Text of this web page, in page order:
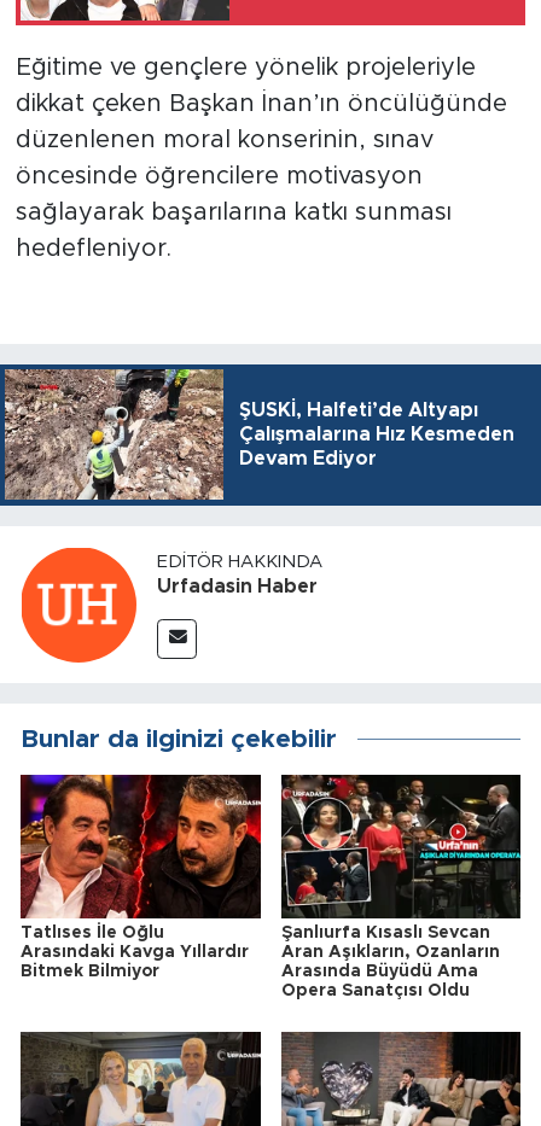
Eğitime ve gençlere yönelik projeleriyle
dikkat çeken Başkan İnan’ın öncülüğünde
düzenlenen moral konserinin, sınav
öncesinde öğrencilere motivasyon
sağlayarak başarılarına katkı sunması
hedefleniyor.
ŞUSKİ, Halfeti’de Altyapı
Çalışmalarına Hız Kesmeden
Devam Ediyor
EDITÖR HAKKINDA
Urfadasin Haber
Bunlar da ilginizi çekebilir
Tatlıses İle Oğlu
Arasındaki Kavga Yıllardır
Bitmek Bilmiyor
Şanlıurfa Kısaslı Sevcan
Aran Aşıkların, Ozanların
Arasında Büyüdü Ama
Opera Sanatçısı Oldu